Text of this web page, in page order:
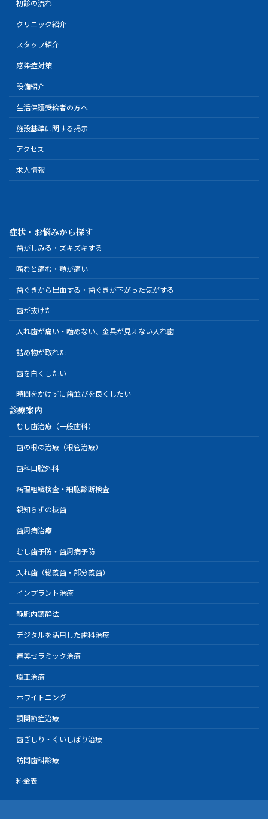
初診の流れ
クリニック紹介
スタッフ紹介
感染症対策
設備紹介
生活保護受給者の方へ
施設基準に関する掲示
アクセス
求人情報
症状・お悩みから探す
歯がしみる・ズキズキする
噛むと痛む・顎が痛い
歯ぐきから出血する・歯ぐきが下がった気がする
歯が抜けた
入れ歯が痛い・噛めない、金具が見えない入れ歯
詰め物が取れた
歯を白くしたい
時間をかけずに歯並びを良くしたい
診療案内
むし歯治療（一般歯科）
歯の根の治療（根管治療）
歯科口腔外科
病理組織検査・細胞診断検査
親知らずの抜歯
歯周病治療
むし歯予防・歯周病予防
入れ歯（総義歯・部分義歯）
インプラント治療
静脈内鎮静法
デジタルを活用した歯科治療
審美セラミック治療
矯正治療
ホワイトニング
顎関節症治療
歯ぎしり・くいしばり治療
訪問歯科診療
料金表